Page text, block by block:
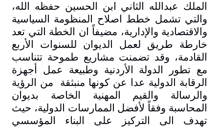
الملك عبدالله الثاني ابن الحسين حفظه الله،
والتي تشمل خطط اصلاح المنظومة السياسية
والاقتصادية والإدارية، مضيفاً ان الخطة التي تعد
خارطة طريق لعمل الديوان للسنوات الأربع
القادمة، وقد تضمنت مشاريع طموحة تتناسب
مع تطور الدولة الأردنية وطبيعة عمل أجهزة
الرقابة الدولية عدا عن كونها منبثقة من الرؤية
والرسالة والقيم المهنية الخاصة بديوان
المحاسبة وفقاً لأفضل الممارسات الدولية، حيث
تهدف الى التركيز على البناء المؤسسي